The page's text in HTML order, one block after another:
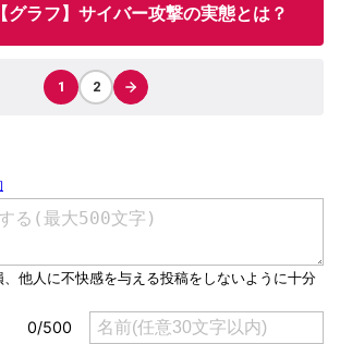
【グラフ】サイバー攻撃の実態とは？
1 2